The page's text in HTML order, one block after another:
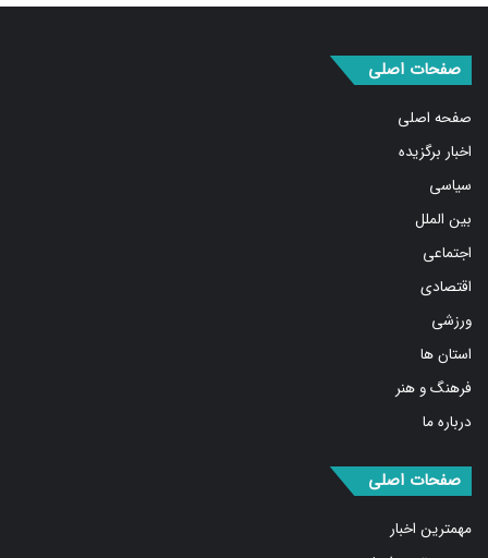
صفحه اصلی
اخبار برگزیده
سیاسی
بین الملل
اجتماعی
اقتصادی
ورزشی
استان ها
فرهنگ و هنر
درباره ما
مهمترین اخبار
پربیننده‌ترین اخبار